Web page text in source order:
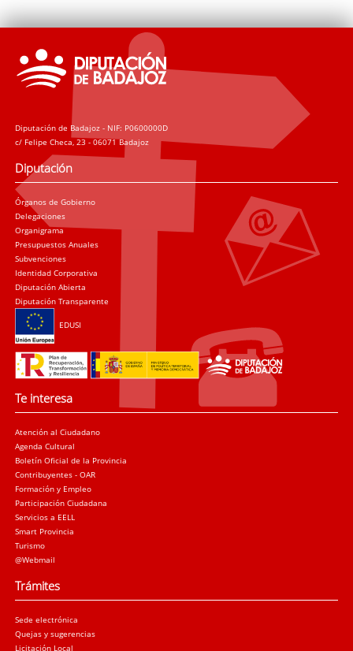
Diputación de Badajoz - NIF: P0600000D
c/ Felipe Checa, 23 - 06071 Badajoz
Diputación
Órganos de Gobierno
Delegaciones
Organigrama
Presupuestos Anuales
Subvenciones
Identidad Corporativa
Diputación Abierta
Diputación Transparente
EDUSI
Te interesa
Atención al Ciudadano
Agenda Cultural
Boletín Oficial de la Provincia
Contribuyentes - OAR
Formación y Empleo
Participación Ciudadana
Servicios a EELL
Smart Provincia
Turismo
@Webmail
Trámites
Sede electrónica
Quejas y sugerencias
Licitación Local